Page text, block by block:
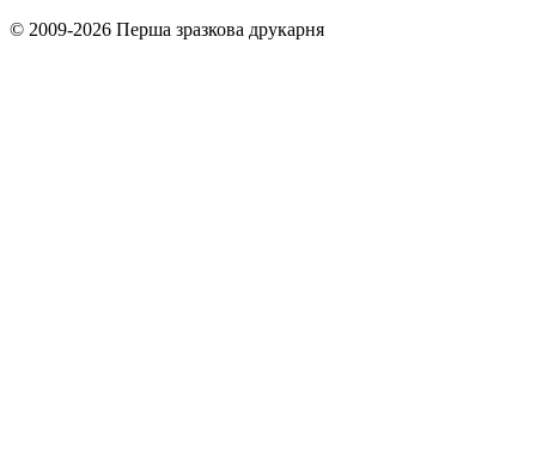
© 2009-2026 Перша зразкова друкарня